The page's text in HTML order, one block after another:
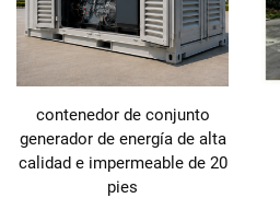
contenedor de conjunto
generador de energía de alta
calidad e impermeable de 20
pies